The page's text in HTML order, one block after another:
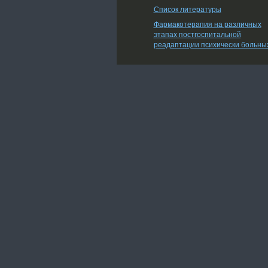
Список литературы
Фармакотерапия на различных
этапах постгоспитальной
реадаптации психически